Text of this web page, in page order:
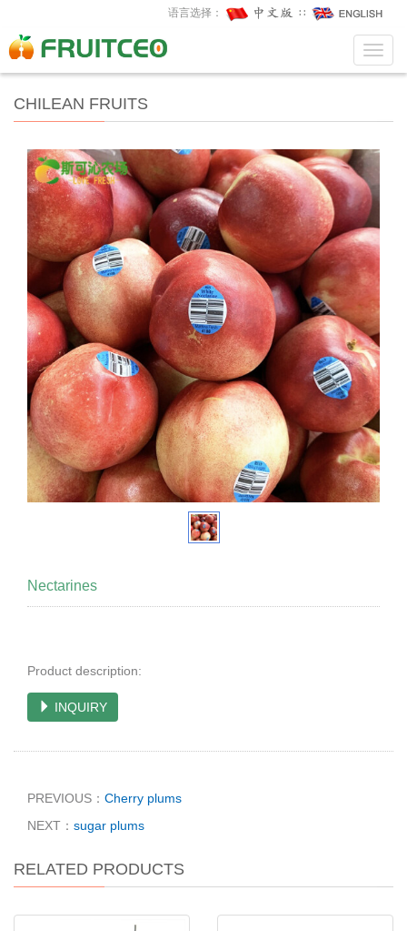
语言选择： ∷
CHILEAN FRUITS
Nectarines
Product description:
INQUIRY
PREVIOUS： Cherry plums
NEXT： sugar plums
RELATED PRODUCTS